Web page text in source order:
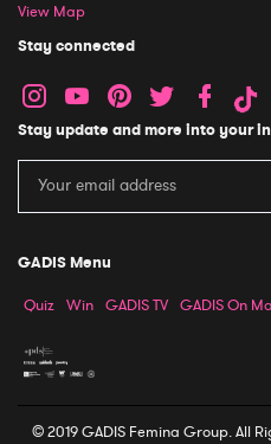
View Map
Stay connected
Stay update and more into your
GADIS Menu
Quiz Win GADIS TV GADIS On
© 2019 GADIS Femina Group. All